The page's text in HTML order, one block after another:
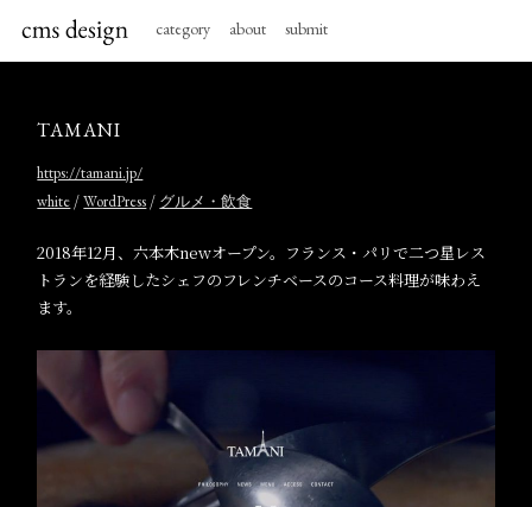
category about submit
TAMANI
https://tamani.jp/
white /WordPress / グルメ・飲食
2018年12月、六本木newオープン。フランス・パリで二つ星レス
トランを経験したシェフのフレンチベースのコース料理が味わえ
ます。